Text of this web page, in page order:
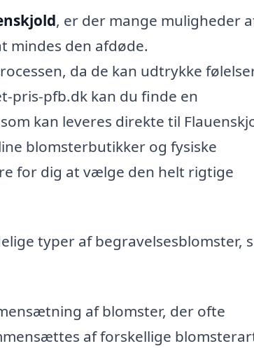
, er der mange muligheder
mindes den afdøde.
da de kan udtrykke
pris-pfb.dk kan du finde en
kan leveres direkte til
blomsterbutikker og fysiske
for dig at vælge den helt rigtige
typer af begravelsesblomster,
af blomster, der ofte
af forskellige